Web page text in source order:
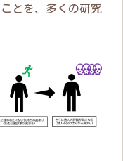
ことを、多くの研究